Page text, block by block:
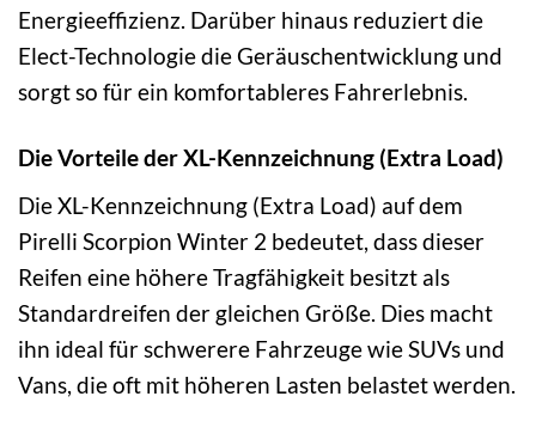
Energieeffizienz. Darüber hinaus reduziert die
Elect-Technologie die Geräuschentwicklung und
sorgt so für ein komfortableres Fahrerlebnis.
Die Vorteile der XL-Kennzeichnung (Extra Load)
Die XL-Kennzeichnung (Extra Load) auf dem
Pirelli Scorpion Winter 2 bedeutet, dass dieser
Reifen eine höhere Tragfähigkeit besitzt als
Standardreifen der gleichen Größe. Dies macht
ihn ideal für schwerere Fahrzeuge wie SUVs und
Vans, die oft mit höheren Lasten belastet werden.